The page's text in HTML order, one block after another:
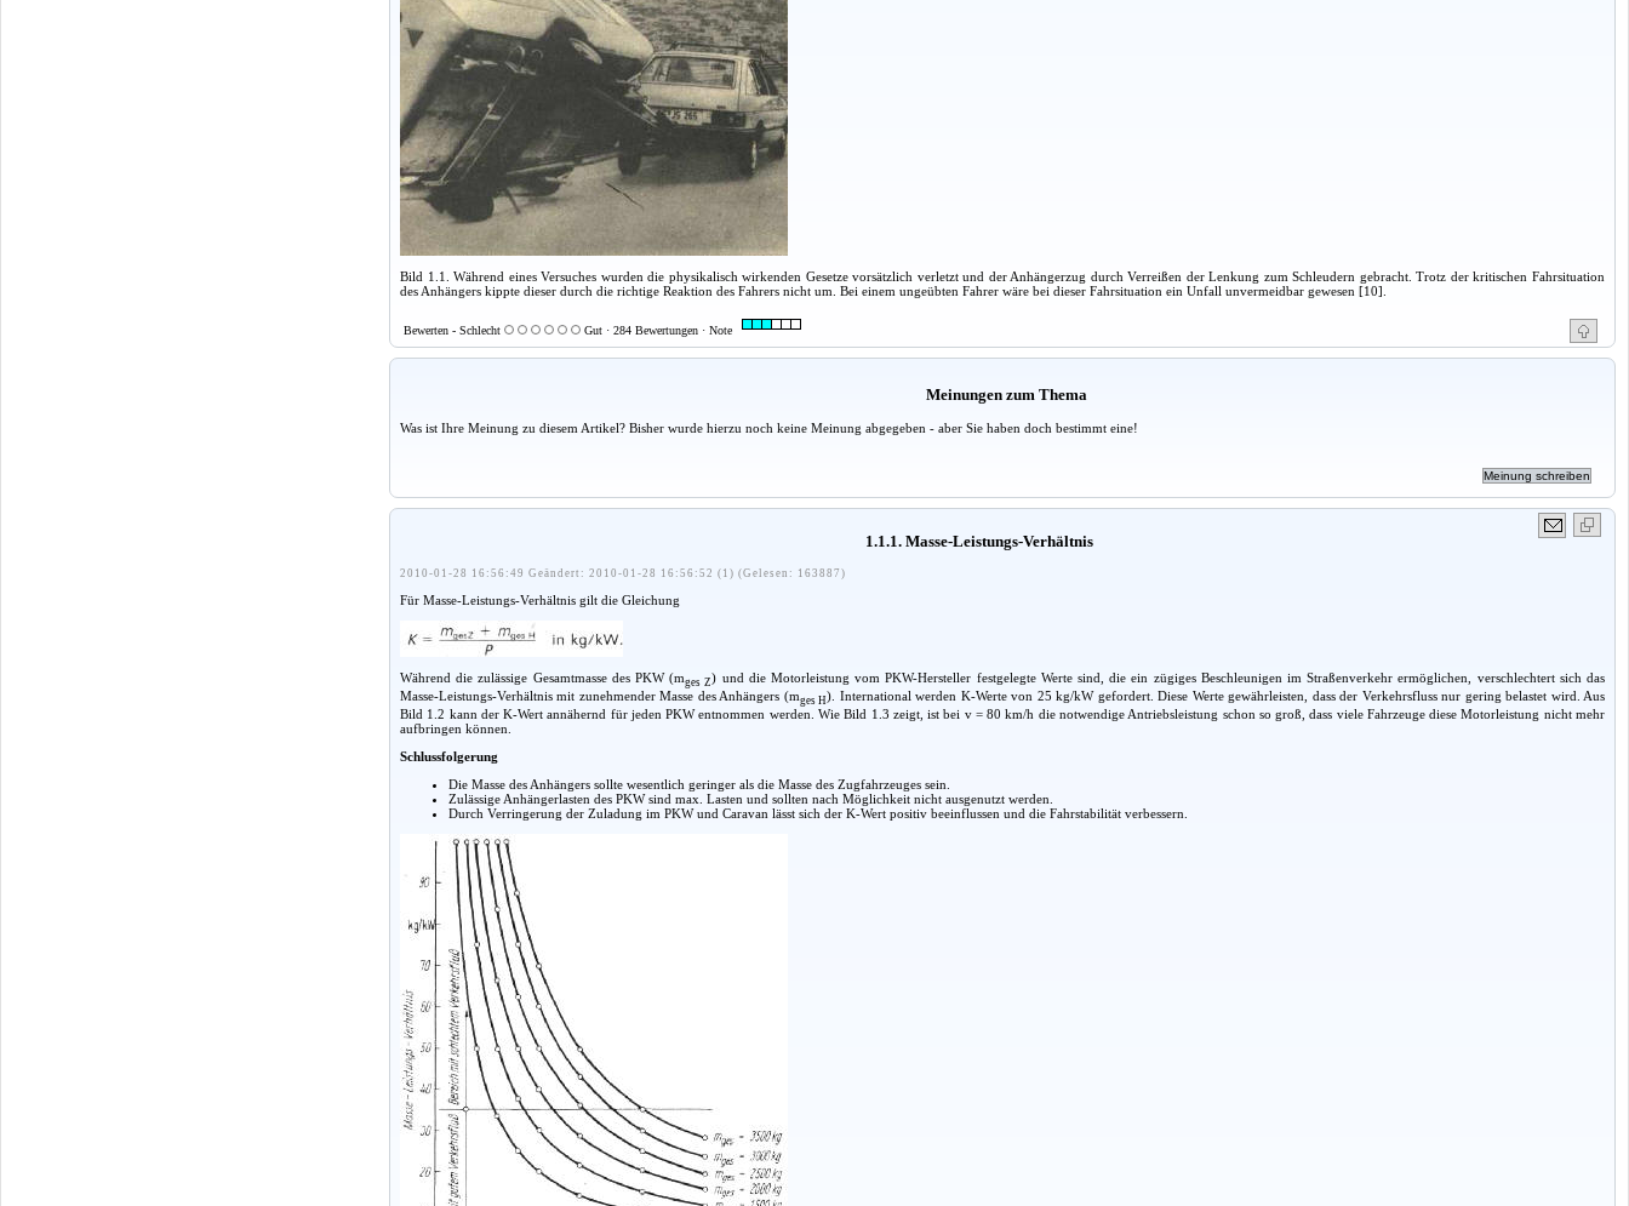
Bild 1.1. Während eines Versuches wurden die physikalisch wirkenden Gesetze vorsätzlich verletzt und der Anhängerzug durch Verreißen der Lenkung zum Schleudern gebracht. Trotz der kritischen Fahrsituation
des Anhängers kippte dieser durch die richtige Reaktion des Fahrers nicht um. Bei einem ungeübten Fahrer wäre bei dieser Fahrsituation ein Unfall unvermeidbar gewesen [10].
Bewerten - Schlecht Gut · 284 Bewertungen · Note
Meinungen zum Thema
Was ist Ihre Meinung zu diesem Artikel? Bisher wurde hierzu noch keine Meinung abgegeben - aber Sie haben doch bestimmt eine!
1.1.1. Masse-Leistungs-Verhältnis
2010-01-28 16:56:49 Geändert: 2010-01-28 16:56:52 (1) (Gelesen: 163887)
Für Masse-Leistungs-Verhältnis gilt die Gleichung
Während die zulässige Gesamtmasse des PKW (mges Z) und die Motorleistung vom PKW-Hersteller festgelegte Werte sind, die ein zügiges Beschleunigen im Straßenverkehr ermöglichen, verschlechtert sich das
Masse-Leistungs-Verhältnis mit zunehmender Masse des Anhängers (mges H). International werden K-Werte von 25 kg/kW gefordert. Diese Werte gewährleisten, dass der Verkehrsfluss nur gering belastet wird. Aus
Bild 1.2 kann der K-Wert annähernd für jeden PKW entnommen werden. Wie Bild 1.3 zeigt, ist bei v = 80 km/h die notwendige Antriebsleistung schon so groß, dass viele Fahrzeuge diese Motorleistung nicht mehr
aufbringen können.
Schlussfolgerung
Die Masse des Anhängers sollte wesentlich geringer als die Masse des Zugfahrzeuges sein.
Zulässige Anhängerlasten des PKW sind max. Lasten und sollten nach Möglichkeit nicht ausgenutzt werden.
Durch Verringerung der Zuladung im PKW und Caravan lässt sich der K-Wert positiv beeinflussen und die Fahrstabilität verbessern.